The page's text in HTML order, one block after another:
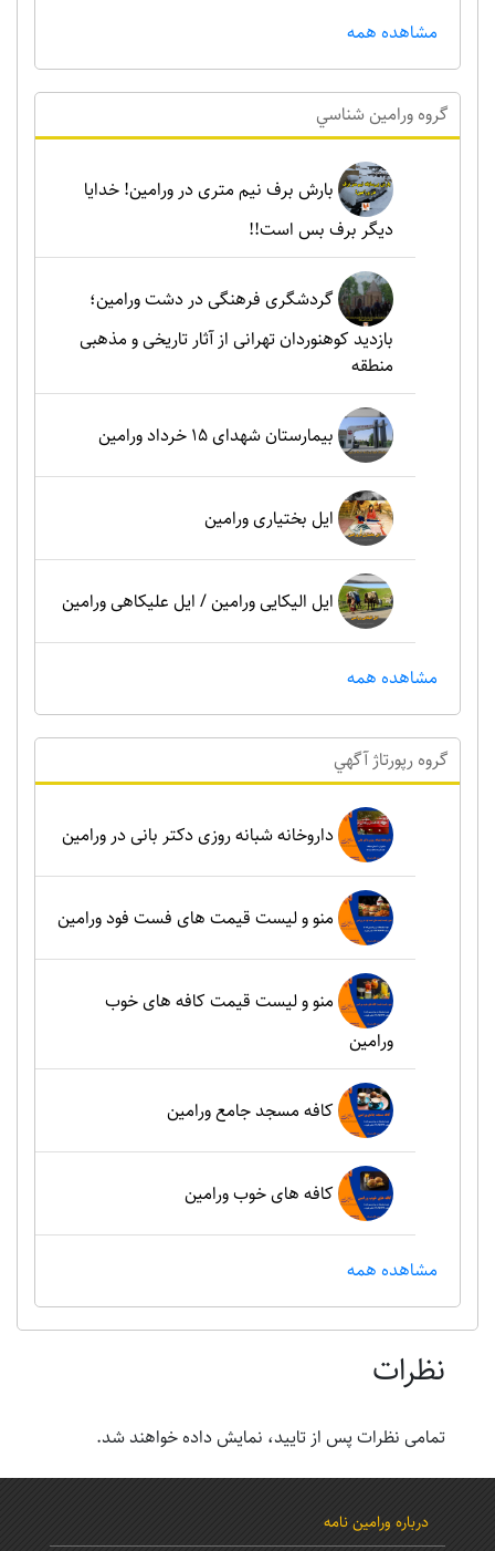
مشاهده همه
گروه ورامين شناسي
بارش برف نیم متری در ورامین! خدایا
دیگر برف بس است!!
گردشگری فرهنگی در دشت ورامین؛
بازدید کوهنوردان تهرانی از آثار تاریخی و مذهبی
منطقه
بیمارستان شهدای 15 خرداد ورامین
ایل بختیاری ورامین
ایل الیکایی ورامین / ایل علیکاهی ورامین
مشاهده همه
گروه رپورتاژ آگهي
داروخانه شبانه روزی دکتر بانی در ورامین
منو و لیست قیمت های فست فود ورامین
منو و لیست قیمت کافه های خوب
ورامین
کافه مسجد جامع ورامین
کافه های خوب ورامین
مشاهده همه
نظرات
تمامی نظرات پس از تایید، نمایش داده خواهند شد.
درباره ورامین نامه